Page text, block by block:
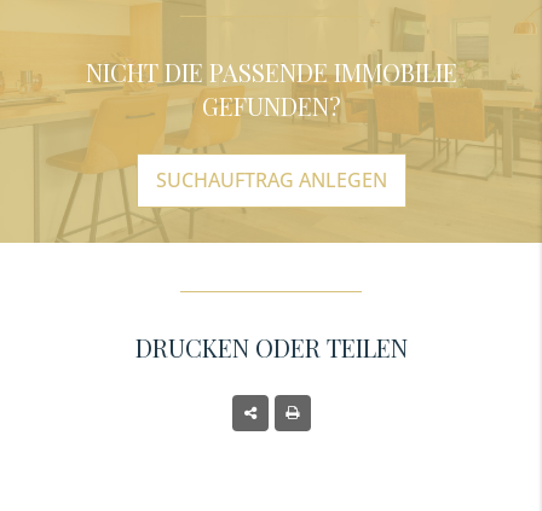
NICHT DIE PASSENDE IMMOBILIE
GEFUNDEN?
SUCHAUFTRAG ANLEGEN
DRUCKEN ODER TEILEN